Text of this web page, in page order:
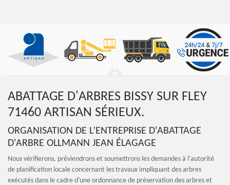
ABATTAGE D'ARBRES BISSY SUR FLEY
71460 ARTISAN SÉRIEUX.
ORGANISATION DE L’ENTREPRISE D'ABATTAGE
D'ARBRE OLLMANN JEAN ÉLAGAGE
Nous vérifierons, préviendrons et soumettrons les demandes à l'autorité
de planification locale concernant les travaux impliquant des arbres
exécutés dans le cadre d'une ordonnance de préservation des arbres et